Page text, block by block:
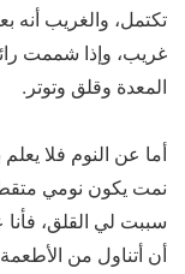
تكتمل، والغريب أنه
غريب، وإذا شممت
المعدة وقلق وتوتر.
أما عن النوم فلا يعلم
نمت يكون نومي
سببت لي القلق، فأنا
أن أتناول من